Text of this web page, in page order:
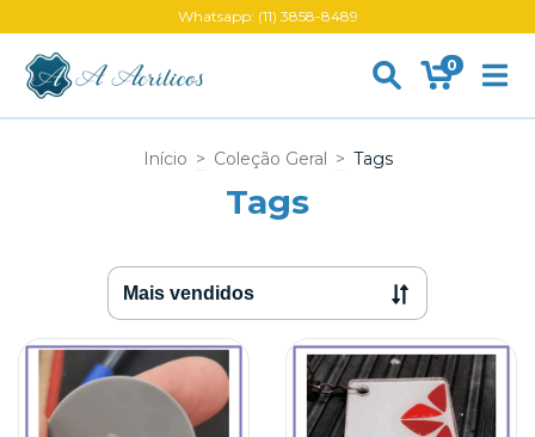
Whatsapp: (11) 3858-8489
0
Início > Coleção Geral > Tags
Tags